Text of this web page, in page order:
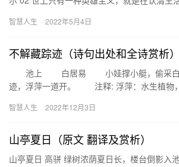
智慧人生 2022年5月4日
不解藏踪迹（诗句出处和全诗赏析）
池上 白居易 小娃撑小艇，偷采
迹，浮萍一道开。 注释: 浮萍：水生植物
智慧人生 2022年12月3日
山亭夏日（原文 翻译及赏析）
山亭夏日 高骈 绿树浓荫夏日长，楼台倒影入